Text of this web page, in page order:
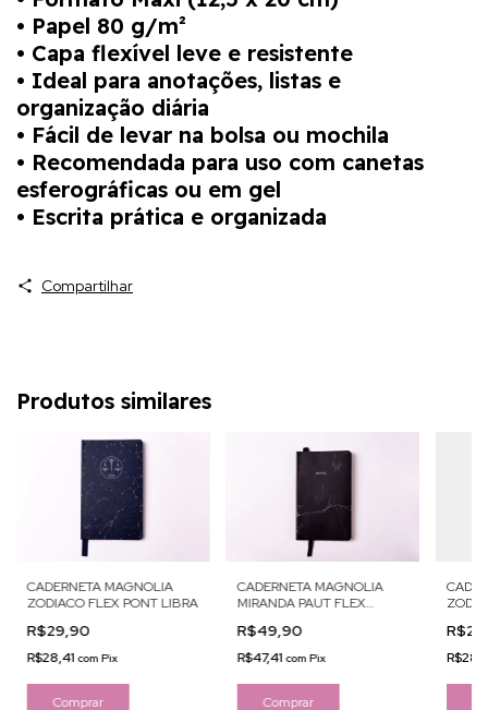
• Papel 80 g/m²
• Capa flexível leve e resistente
• Ideal para anotações, listas e
organização diária
• Fácil de levar na bolsa ou mochila
• Recomendada para uso com canetas
esferográficas ou em gel
• Escrita prática e organizada
Compartilhar
Produtos similares
CADERNETA MAGNOLIA
ZODIACO FLEX PONT LIBRA
R$29,90
R$28,41com Pix
CADERNETA MAGNOLIA
MIRANDA PAUT FLEX
R$49,90
R$47,41com Pix